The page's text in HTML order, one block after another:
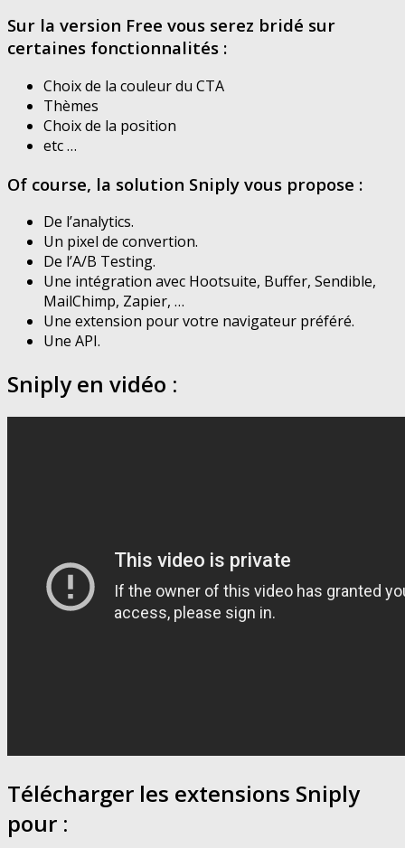
Sur la version Free vous serez bridé sur
certaines fonctionnalités :
Choix de la couleur du CTA
Thèmes
Choix de la position
etc …
Of course, la solution Sniply vous propose :
De l’analytics.
Un pixel de convertion.
De l’A/B Testing.
Une intégration avec Hootsuite, Buffer, Sendible,
MailChimp, Zapier, …
Une extension pour votre navigateur préféré.
Une API.
Sniply en vidéo :
Télécharger les extensions Sniply
pour :